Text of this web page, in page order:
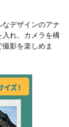
デザインのアナ
入れ、カメラを構
影を楽しめま